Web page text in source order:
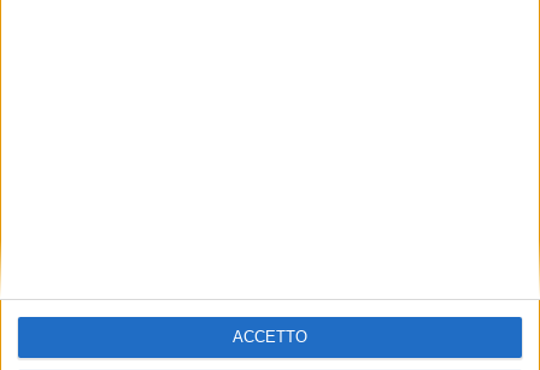
ACCETTO